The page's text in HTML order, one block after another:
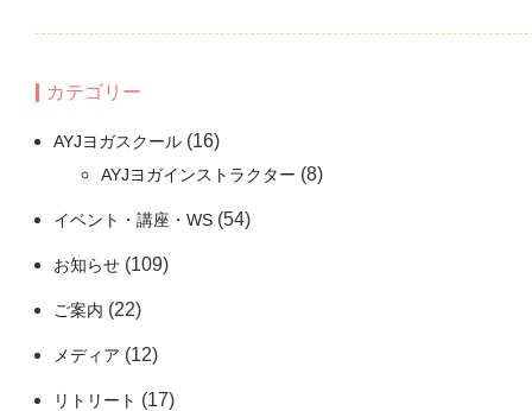
カテゴリー
AYJヨガスクール (16)
AYJヨガインストラクター (8)
イベント・講座・WS (54)
お知らせ (109)
ご案内 (22)
メディア (12)
リトリート (17)